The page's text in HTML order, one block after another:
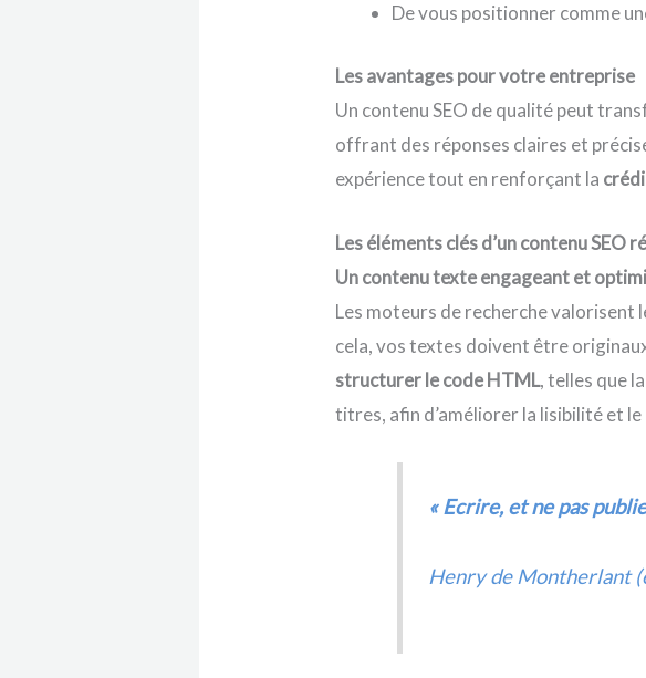
De vous positionner comme
Les avantages pour votre entreprise
Un contenu SEO de qualité peut
offrant des réponses claires et
expérience tout en renforçant la
Les éléments clés d’un contenu SEO
Un contenu texte engageant et
Les moteurs de recherche valorisent
cela, vos textes doivent être
structurer le code HTML, telles que
titres, afin d’améliorer la lisibilité et
« Ecrire, et ne pas
Henry de Montherlant